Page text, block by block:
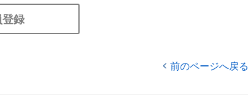
録
前のページへ戻る